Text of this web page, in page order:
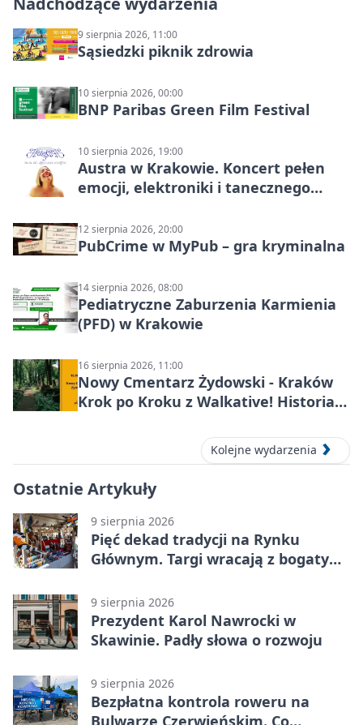
9 sierpnia 2026, 11:00
Sąsiedzki piknik zdrowia
10 sierpnia 2026, 00:00
BNP Paribas Green Film Festival
10 sierpnia 2026, 19:00
Austra w Krakowie. Koncert pełen
emocji, elektroniki i tanecznego
12 sierpnia 2026, 20:00
PubCrime w MyPub – gra kryminalna
14 sierpnia 2026, 08:00
Pediatryczne Zaburzenia Karmienia
(PFD) w Krakowie
16 sierpnia 2026, 11:00
Nowy Cmentarz Żydowski - Kraków
Krok po Kroku z Walkative! Historia
Kolejne wydarzenia
Ostatnie Artykuły
9 sierpnia 2026
Pięć dekad tradycji na Rynku
Głównym. Targi wracają z bogatym
9 sierpnia 2026
Prezydent Karol Nawrocki w
Skawinie. Padły słowa o rozwoju
9 sierpnia 2026
Bezpłatna kontrola roweru na
Bulwarze Czerwieńskim. Co